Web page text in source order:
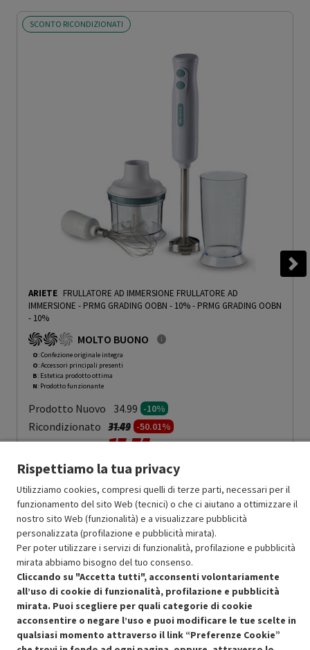
SCONTO RICONDIZIONATI
ARIETE FRULLATORE AD IMMERSIONE FRULLATORE AD
IMMERSIONE - PRMG GRADING OOBN - 10%- PRMG GRADING OOBN
- 10%
MOLTO BUONO
O: Confezione originale integra
O: Accessori principali presenti
B: Estetica prodotto ottima
N: Prodotto funzionante
Prodotto Nuovo 34.99 -10%
Ricondizionato Prezzo ridotto da
31.49a-50.01%
In Promozione 15.74
Aggiungi al carrello
SCONTO RICONDIZIONATI
Approfitta dello sconto del 50% sul prodotto ricondizionato.
Condizioni generali di vendita Recedere dal contratto qui
Rispettiamo la tua privacy
Utilizziamo cookies, compresi quelli di terze parti, necessari per il
funzionamento del sito Web (tecnici) o che ci aiutano a ottimizzare il
nostro sito Web (funzionalità) e a visualizzare pubblicità
personalizzata (profilazione e pubblicità mirata).
Per poter utilizzare i servizi di funzionalità, profilazione e pubblicità
mirata abbiamo bisogno del tuo consenso.
Cliccando su "Accetta tutti", acconsenti volontariamente
all’uso di cookie di funzionalità, profilazione e pubblicità
mirata. Puoi scegliere per quali categorie di cookie
acconsentire o negare l’uso e puoi modificare le tue scelte in
qualsiasi momento attraverso il link “Preferenze Cookie”